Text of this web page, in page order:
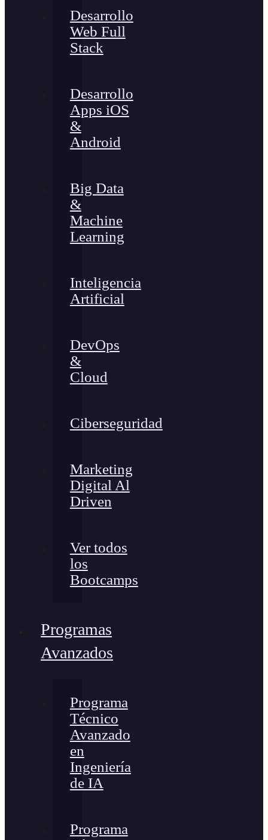
Desarrollo
Web Full
Stack
Desarrollo
Apps iOS
&
Android
Big Data
&
Machine
Learning
Inteligencia
Artificial
DevOps
&
Cloud
Ciberseguridad
Marketing
Digital Al
Driven
Ver todos
los
Bootcamps
Programas
Avanzados
Programa
Técnico
Avanzado
en
Ingeniería
de IA
Programa